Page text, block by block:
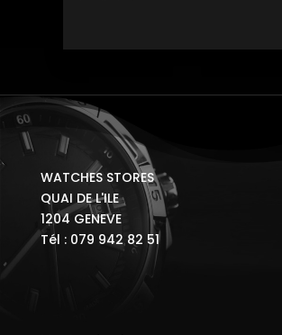
WATCHES STORES
QUAI DE L'ILE
1204 GENEVE
Tél : 079 942 82 51